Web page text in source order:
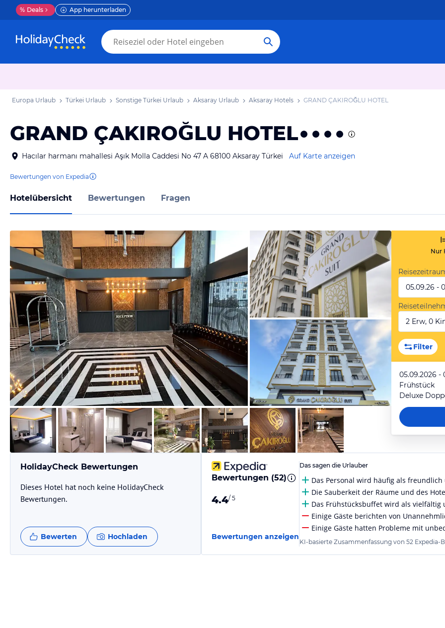
% Deals App herunterladen
Europa Urlaub Türkei Urlaub Sonstige Türkei Urlaub Aksaray Urlaub Aksaray Hotels GRAND ÇAKIROĞLU HOTEL
GRAND ÇAKIROĞLU HOTEL
Hacılar harmanı mahallesi Aşık Molla Caddesi No 47 A 68100 Aksaray Türkei Auf Karte anzeigen
Bewertungen von Expedia
Hotelübersicht Bewertungen Fragen
von Expedia
von Expedia
von Expedia
Nur
05.09.26 -
2 Erw, 0
Filter
05.09.2026 -
Frühstück
Deluxe
HolidayCheck Bewertungen
Dieses Hotel hat noch keine HolidayCheck
Bewertungen.
Bewerten Hochladen
Bewertungen (52)
4.4/ 5
Bewertungen anzeigen
Das sagen die Urlauber
Das Personal wird häufig als
Die Sauberkeit der Räume und des
Das Frühstücksbuffet wird als vielfältig
Einige Gäste berichten von
Einige Gäste hatten Probleme mit
KI-basierte Zusammenfassung von 52 Expedia-